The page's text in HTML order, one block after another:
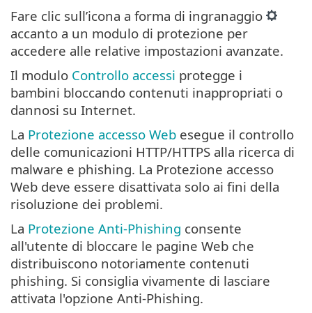
Fare clic sull’icona a forma di ingranaggio
accanto a un modulo di protezione per
accedere alle relative impostazioni avanzate.
Il modulo Controllo accessi protegge i
bambini bloccando contenuti inappropriati o
dannosi su Internet.
La Protezione accesso Web esegue il controllo
delle comunicazioni HTTP/HTTPS alla ricerca di
malware e phishing. La Protezione accesso
Web deve essere disattivata solo ai fini della
risoluzione dei problemi.
La Protezione Anti-Phishing consente
all'utente di bloccare le pagine Web che
distribuiscono notoriamente contenuti
phishing. Si consiglia vivamente di lasciare
attivata l'opzione Anti-Phishing.